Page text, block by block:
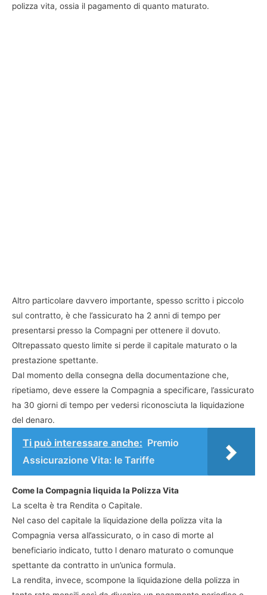
polizza vita, ossia il pagamento di quanto maturato.
Altro particolare davvero importante, spesso scritto i piccolo
sul contratto, è che l’assicurato ha 2 anni di tempo per
presentarsi presso la Compagni per ottenere il dovuto.
Oltrepassato questo limite si perde il capitale maturato o la
prestazione spettante.
Dal momento della consegna della documentazione che,
ripetiamo, deve essere la Compagnia a specificare, l’assicurato
ha 30 giorni di tempo per vedersi riconosciuta la liquidazione
del denaro.
Ti può interessare anche: Premio
Assicurazione Vita: le Tariffe
Come la Compagnia liquida la Polizza Vita
La scelta è tra Rendita o Capitale.
Nel caso del capitale la liquidazione della polizza vita la
Compagnia versa all’assicurato, o in caso di morte al
beneficiario indicato, tutto l denaro maturato o comunque
spettante da contratto in un’unica formula.
La rendita, invece, scompone la liquidazione della polizza in